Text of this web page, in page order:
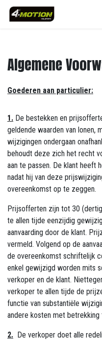
Skip to Content
Algemene
Goederen aan particulier:
1. De bestekken en
geldende waarden van lonen,
wijzigingen ondergaan
behoudt deze zich het recht
aan te passen. De klant heeft
nadat hij van deze
overeenkomst op te zeggen.
Prijsofferten zijn tot 30
te allen tijde eenzijdig
aanvaarding door de klant.
vermeld. Volgend op de
de overeenkomst schriftelijk
enkel gewijzigd worden mits
verkoper en de klant.
verkoper te allen tijde de
functie van substantiële
andere kosten met
2. De verkoper doet alle